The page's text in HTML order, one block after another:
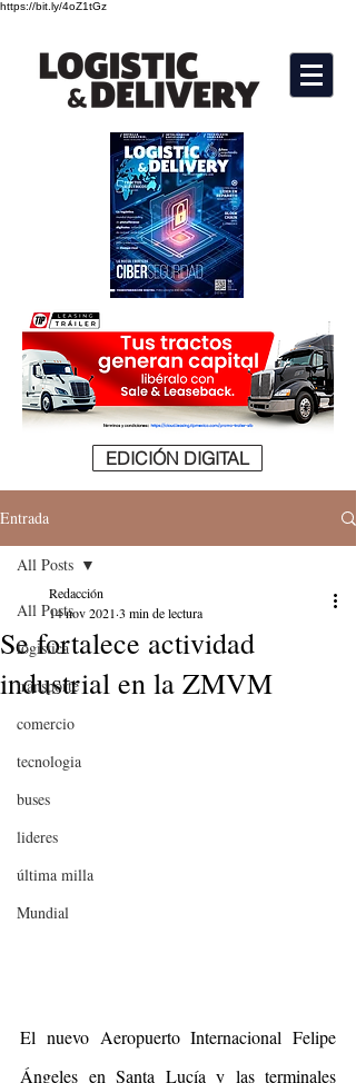
https://bit.ly/4oZ1tGz
EDICIÓN DIGITAL
Entrada
All Posts
logistica
transporte
comercio
tecnologia
buses
lideres
última milla
Mundial
All Posts
Se fortalece actividad
industrial en la ZMVM
Redacción
14 nov 2021 3 min de lectura
El nuevo Aeropuerto Internacional Felipe
Ángeles en Santa Lucía y las terminales